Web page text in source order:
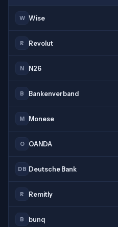
W Wise
R Revolut
N N26
B Bankenverband
M Monese
O OANDA
DB Deutsche Bank
R Remitly
B bunq